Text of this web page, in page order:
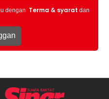
dengan Terma & syarat dan